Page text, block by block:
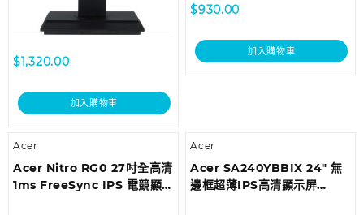
$1,320.00
加入購物車
$930.00
加入購物車
Acer
Acer Nitro RG0 27吋全高清
1ms FreeSync IPS 電競顯示
Acer
Acer SA240YBBIX 24″ 無
邊框超薄IPS高清顯示屏